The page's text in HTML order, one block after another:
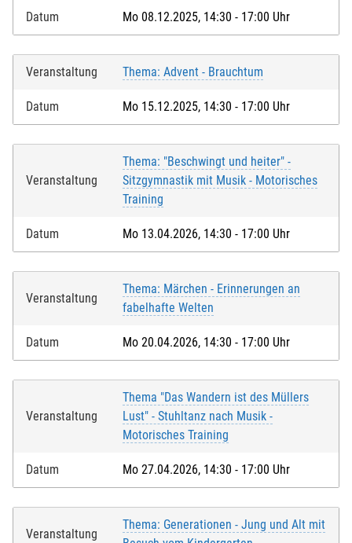
Datum Mo 08.12.2025, 14:30 - 17:00 Uhr
Veranstaltung Thema: Advent - Brauchtum
Datum Mo 15.12.2025, 14:30 - 17:00 Uhr
Veranstaltung
Thema: "Beschwingt und heiter" -
Sitzgymnastik mit Musik - Motorisches
Training
Datum Mo 13.04.2026, 14:30 - 17:00 Uhr
Veranstaltung
Thema: Märchen - Erinnerungen an
fabelhafte Welten
Datum Mo 20.04.2026, 14:30 - 17:00 Uhr
Veranstaltung
Thema "Das Wandern ist des Müllers
Lust" - Stuhltanz nach Musik -
Motorisches Training
Datum Mo 27.04.2026, 14:30 - 17:00 Uhr
Veranstaltung
Thema: Generationen - Jung und Alt mit